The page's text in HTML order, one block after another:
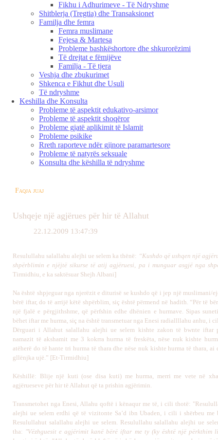
Fikhu i Adhurimeve - Të Ndryshme
Shitblerja (Tregtia) dhe Transaksionet
Familja dhe femra
Femra muslimane
Fejesa & Martesa
Probleme bashkëshortore dhe shkurorëzimi
Të drejtat e fëmijëve
Familja - Të tjera
Veshja dhe zbukurimet
Shkenca e Fikhut dhe Usuli
Të ndryshme
Keshilla dhe Konsulta
Probleme të aspektit edukativo-arsimor
Probleme të aspektit shoqëror
Probleme gjatë aplikimit të Islamit
Probleme psikike
Rreth raporteve ndër gjinore paramartesore
Probleme të natyrës seksuale
Konsulta dhe këshilla të ndryshme
Faqja juaj
Ushqeje një agjërues për hir të Allahut
22.12.2009 13:47:39
Resulullahu salallahu alejhi ue selem ka thënë: “Kushdo që ushqen një
shpërblimin e njëjtë sikurse të atij agjëruesi, pa i munguar asgjë nga
Tirmidhiu, e ka saktësuar Shejh Albani]
Na është shpjeguar nga njerëzit e diturisë se kushdo që i jep një muslimani/
bërë iftar, do të arrijë këtë shpërblim, siç është përmend në hadith. “Për të
një fjalë e përgjithshme, që përfshin edhe dhënien e hurmave. Sipas
bëhet iftar me hurma, siç na është transmetuar nga Enesi radiallllahu anhu, i
Dërguari i Allahut salallahu alejhi ue selem kishte zakon të bwnte iftar
namazit të akshamit me 3 kokrra hurma të freskëta, nëse nuk kishte
atëherë do të hante tri hurma të thara dhe nëse nuk kishte hurma të thara,
gllënjka ujë.” [Et-Tirmidhiu]
Këshillë: Blije një kuti (ose disa kuti) me hurma, merri me vete në
agjërueseve për hir të Allahut që ta prishin agjërimin.
Transmetohet nga Enesi, Allahu qoftë i kënaqur me të, i cili thotë:
alejhi ue selem erdhi që të vizitonte Sa’d ibn Ubaden, i cili i shërbeu me
Resulullahut salallahu alejhi ue selem. Resulullahu salallahu alejhi ue
tha: "Vëzhguesit e agjërimit kanë bërë iftar me ty (ky është një përkthim